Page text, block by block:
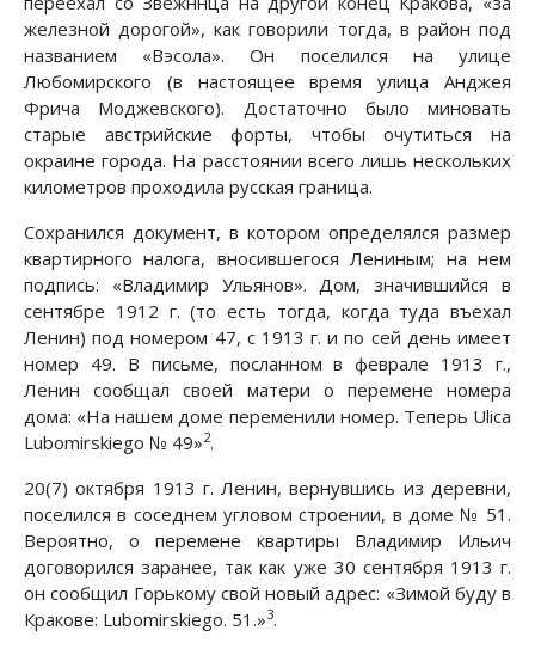
железной дорогой», как говорили тогда, в район под
названием «Вэсола». Он поселился на улице
Любомирского (в настоящее время улица Анджея
Фрича Моджевского). Достаточно было миновать
старые австрийские форты, чтобы очутиться на
окраине города. На расстоянии всего лишь нескольких
километров проходила русская граница.
Сохранился документ, в котором определялся размер
квартирного налога, вносившегося Лениным; на нем
подпись: «Владимир Ульянов». Дом, значившийся в
сентябре 1912 г. (то есть тогда, когда туда въехал
Ленин) под номером 47, с 1913 г. и по сей день имеет
номер 49. В письме, посланном в феврале 1913 г.,
Ленин сообщал своей матери о перемене номера
дома: «На нашем доме переменили номер. Теперь Ulica
Lubomirskiego № 49»2.
20(7) октября 1913 г. Ленин, вернувшись из деревни,
поселился в соседнем угловом строении, в доме № 51.
Вероятно, о перемене квартиры Владимир Ильич
договорился заранее, так как уже 30 сентября 1913 г.
он сообщил Горькому свой новый адрес: «Зимой буду в
Кракове: Lubomirskiego. 51.»3.